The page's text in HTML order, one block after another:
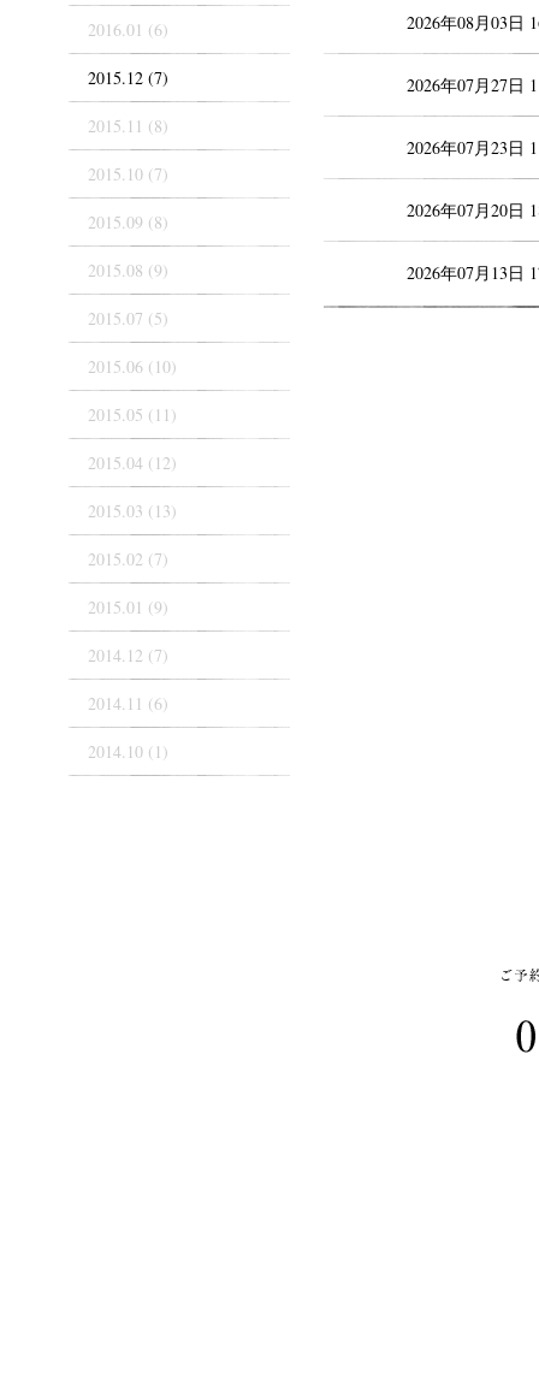
2026年08月03日
2026年07月27日
2026年07月23日
2026年07月20日
2026年07月13日
2016.01 (6)
2015.12 (7)
2015.11 (8)
2015.10 (7)
2015.09 (8)
2015.08 (9)
2015.07 (5)
2015.06 (10)
2015.05 (11)
2015.04 (12)
2015.03 (13)
2015.02 (7)
2015.01 (9)
2014.12 (7)
2014.11 (6)
2014.10 (1)